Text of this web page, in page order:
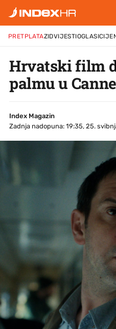
PRETPLATAZIDVIJESTIOGLASI
Hrvatski film
palmu u
Index Magazin
Zadnja nadopuna: 19:35, 25.